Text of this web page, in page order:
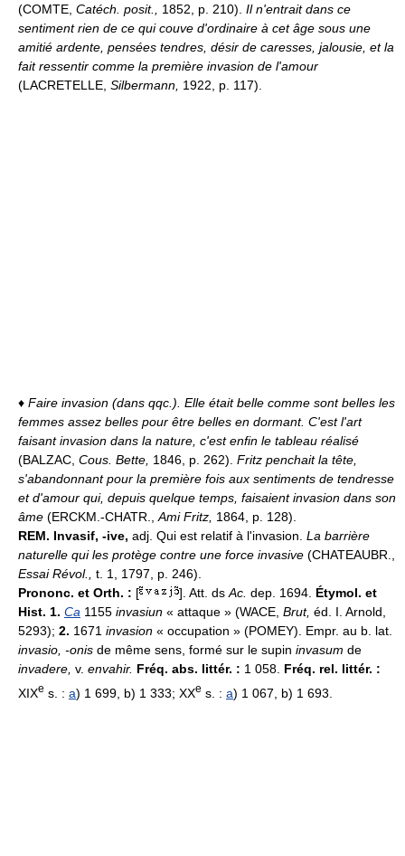
(COMTE, Catéch. posit., 1852, p. 210). Il n'entrait dans ce
sentiment rien de ce qui couve d'ordinaire à cet âge sous une
amitié ardente, pensées tendres, désir de caresses, jalousie, et la
fait ressentir comme la première invasion de l'amour
(LACRETELLE, Silbermann, 1922, p. 117).
♦ Faire invasion (dans qqc.). Elle était belle comme sont belles les
femmes assez belles pour être belles en dormant. C'est l'art
faisant invasion dans la nature, c'est enfin le tableau réalisé
(BALZAC, Cous. Bette, 1846, p. 262). Fritz penchait la tête,
s'abandonnant pour la première fois aux sentiments de tendresse
et d'amour qui, depuis quelque temps, faisaient invasion dans son
âme (ERCKM.-CHATR., Ami Fritz, 1864, p. 128).
REM. Invasif, -ive, adj. Qui est relatif à l'invasion. La barrière
naturelle qui les protège contre une force invasive (CHATEAUBR.,
Essai Révol., t. 1, 1797, p. 246).
Prononc. et Orth. : [ ]. Att. ds Ac. dep. 1694. Étymol. et
Hist. 1. Ca 1155 invasiun « attaque » (WACE, Brut, éd. I. Arnold,
5293); 2. 1671 invasion « occupation » (POMEY). Empr. au b. lat.
invasio, -onis de même sens, formé sur le supin invasum de
invadere, v. envahir. Fréq. abs. littér. : 1 058. Fréq. rel. littér. :
XIXe s. : a) 1 699, b) 1 333; XXe s. : a) 1 067, b) 1 693.